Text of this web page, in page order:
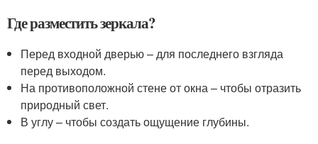
Где разместить зеркала?
Перед входной дверью – для последнего взгляда
перед выходом.
На противоположной стене от окна – чтобы отразить
природный свет.
В углу – чтобы создать ощущение глубины.